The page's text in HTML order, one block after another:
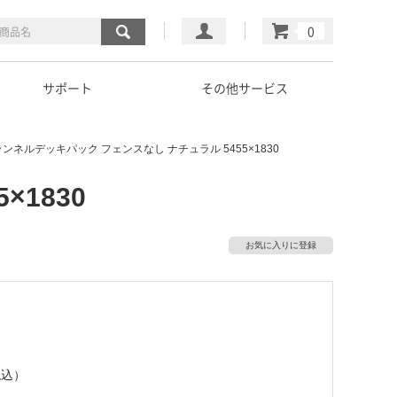
マイページ
カート
サポート その他サービス
ンネルデッキパック フェンスなし ナチュラル 5455×1830
お気に入りに登録
）